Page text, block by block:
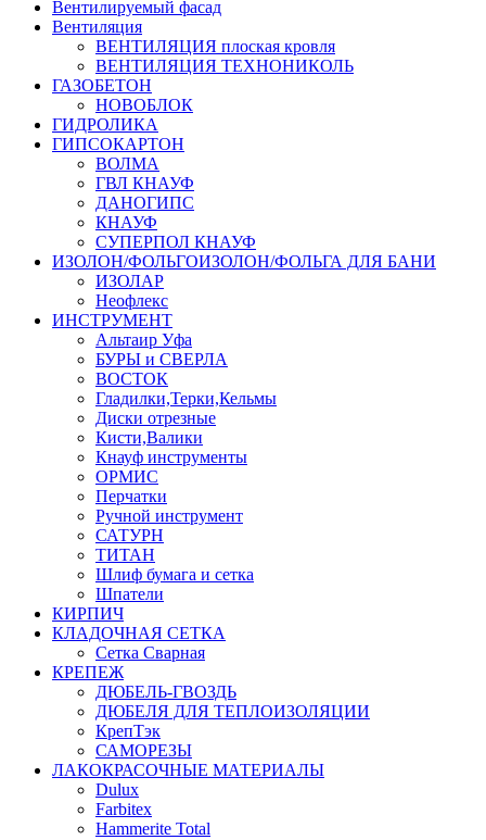
Вентилируемый фасад
Вентиляция
ВЕНТИЛЯЦИЯ плоская кровля
ВЕНТИЛЯЦИЯ ТЕХНОНИКОЛЬ
ГАЗОБЕТОН
НОВОБЛОК
ГИДРОЛИКА
ГИПСОКАРТОН
ВОЛМА
ГВЛ КНАУФ
ДАНОГИПС
КНАУФ
СУПЕРПОЛ КНАУФ
ИЗОЛОН/ФОЛЬГОИЗОЛОН/ФОЛЬГА ДЛЯ БАНИ
ИЗОЛАР
Неофлекс
ИНСТРУМЕНТ
Альтаир Уфа
БУРЫ и СВЕРЛА
ВОСТОК
Гладилки,Терки,Кельмы
Диски отрезные
Кисти,Валики
Кнауф инструменты
ОРМИС
Перчатки
Ручной инструмент
САТУРН
ТИТАН
Шлиф бумага и сетка
Шпатели
КИРПИЧ
КЛАДОЧНАЯ СЕТКА
Сетка Сварная
КРЕПЕЖ
ДЮБЕЛЬ-ГВОЗДЬ
ДЮБЕЛЯ ДЛЯ ТЕПЛОИЗОЛЯЦИИ
КрепТэк
САМОРЕЗЫ
ЛАКОКРАСОЧНЫЕ МАТЕРИАЛЫ
Dulux
Farbitex
Hammerite Total